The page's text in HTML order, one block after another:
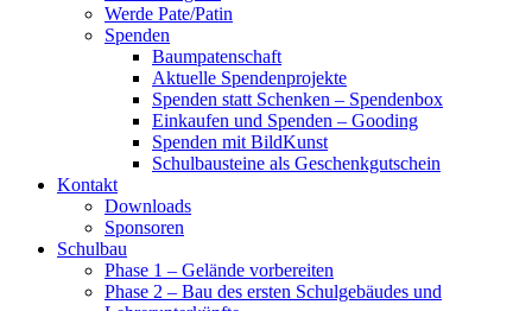
Werde Pate/Patin
Spenden
Baumpatenschaft
Aktuelle Spendenprojekte
Spenden statt Schenken – Spendenbox
Einkaufen und Spenden – Gooding
Spenden mit BildKunst
Schulbausteine als Geschenkgutschein
Kontakt
Downloads
Sponsoren
Schulbau
Phase 1 – Gelände vorbereiten
Phase 2 – Bau des ersten Schulgebäudes und